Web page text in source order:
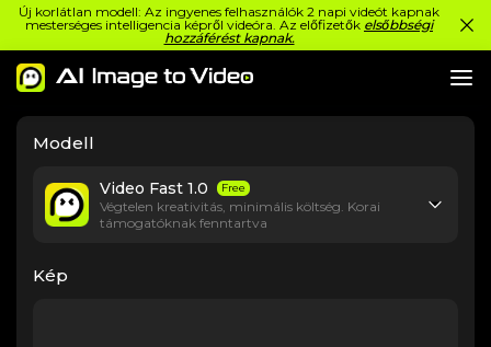
Új korlátlan modell: Az ingyenes felhasználók 2 napi videót kapnak
mesterséges intelligencia képről videóra. Az előfizetők elsőbbségi
hozzáférést kapnak.
Modell
Video Fast 1.0 Free
Végtelen kreativitás, minimális költség. Korai
támogatóknak fenntartva
Kép